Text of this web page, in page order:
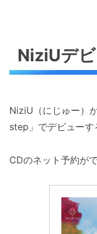
NiziUデ
NiziU（にじゅー）
step」でデビューす
CDのネット予約が